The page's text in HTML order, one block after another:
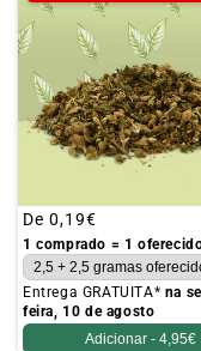
Preço
habitual
De 0,19€
1 comprado = 1
Entrega GRATUITA* na
feira, 10 de agosto
Adicionar - 4,95€